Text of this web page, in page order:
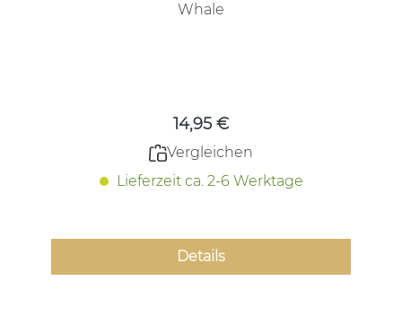
Whale
14,95 €
Vergleichen
Lieferzeit ca. 2-6 Werktage
Details